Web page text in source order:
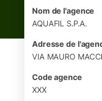
Nom de l'agence
AQUAFIL S.P.A.
Adresse de
VIA MAURO
Code agence
XXX